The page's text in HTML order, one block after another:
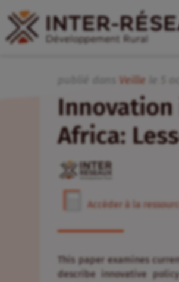
Veille
Innovation
Africa:
Accéder à la
This paper examines
describe innovative